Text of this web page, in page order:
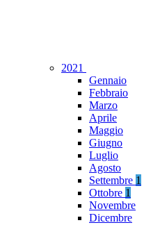
2021
Gennaio
Febbraio
Marzo
Aprile
Maggio
Giugno
Luglio
Agosto
Settembre 1
Ottobre 1
Novembre
Dicembre